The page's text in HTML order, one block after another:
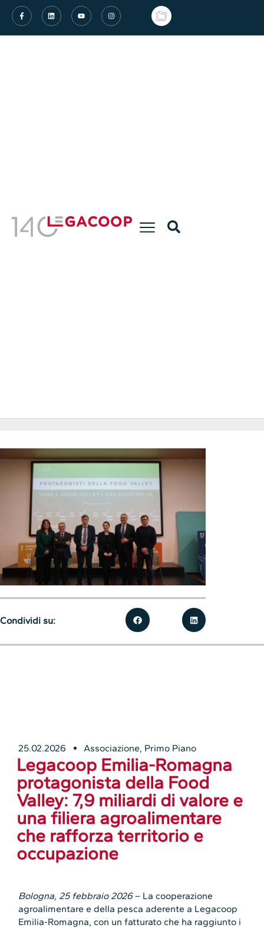
25.02.2026 Associazione, Primo Piano
Legacoop Emilia-Romagna
protagonista della Food
Valley: 7,9 miliardi di valore e
una filiera agroalimentare
che rafforza territorio e
occupazione
Bologna, 25 febbraio 2026– La cooperazione
agroalimentare e della pesca aderente a Legacoop
Emilia-Romagna, con un fatturato che ha raggiunto i
Condividi su: